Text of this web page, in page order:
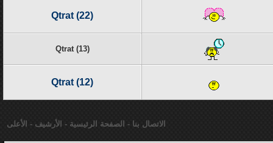
Qtrat (22)
Qtrat (13)
Qtrat (12)
الاتصال بنا - الصفحة الرئيسية - الأرشيف - الأعلى